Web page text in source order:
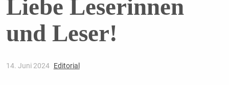
Liebe Leserinnen
und Leser!
14. Juni 2024 Editorial